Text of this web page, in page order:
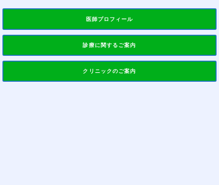
医師プロフィール
診療に関するご案内
クリニックのご案内